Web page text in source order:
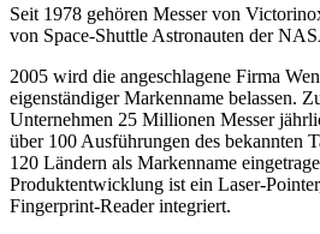
Seit 1978 gehören Messer von
von Space-Shuttle Astronauten der
2005 wird die angeschlagene Firma
eigenständiger Markenname belassen.
Unternehmen 25 Millionen Messer
über 100 Ausführungen des bekannten
120 Ländern als Markenname
Produktentwicklung ist ein Laser-
Fingerprint-Reader integriert.